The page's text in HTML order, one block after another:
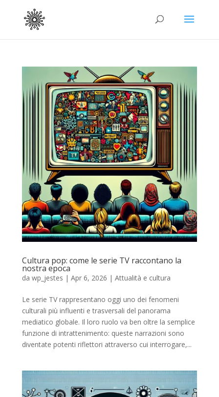
Cultura pop: come le serie TV raccontano la
nostra epoca
da wp_jestes | Apr 6, 2026 | Attualità e cultura
Le serie TV rappresentano oggi uno dei fenomeni
culturali più influenti e trasversali del panorama
mediatico globale. Il loro ruolo va ben oltre la semplice
funzione di intrattenimento: queste narrazioni sono
diventate potenti riflettori attraverso cui interrogare,...